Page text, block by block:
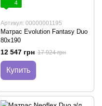
4
Артикул: 00000001195
Матрас Evolution Fantasy Duo
80х190
12 547 грн 17 924 грн
Купить